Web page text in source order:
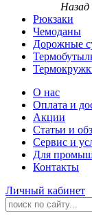
Назад
Рюкзаки
Чемоданы
Дорожные
О нас
Оплата и
Акции
Статьи и
Сервис и
Для
Контакты
Личный кабинет